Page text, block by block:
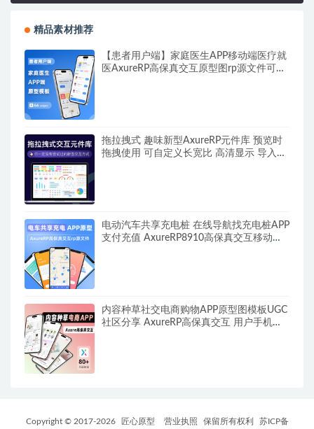
精品素材推荐
【患者用户端】家庭医生APP移动端医疗就
医AxureRP高保真交互原型图rp源文件可编
拖拉拽式 趣味新型AxureRP元件库 预览时
拖拽使用 可自定义长宽比 高清显示 导入部
电动汽车共享充电桩 在线导航找充电桩APP
支付充值 AxureRP8910高保真交互移动端
内容种草社交电商购物APP原型图模板UGC
社区分享 AxureRP高保真交互 用户手机端
Copyright © 2017-2026 匠心原型 营业执照 保留所有权利 苏ICP备